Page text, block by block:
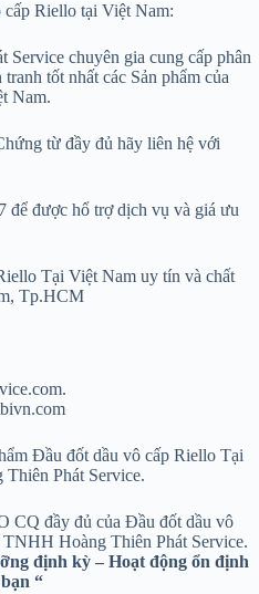
Riello tại Việt Nam:
chuyên gia cung cấp phân
tốt nhất các Sản phẩm của
Nam.
từ đầy đủ hãy liên hệ với
để được hổ trợ dịch vụ và giá ưu
Tại Việt Nam uy tín và chất
Tp.HCM
Đầu đốt dầu vô cấp Riello Tại
Phát Service.
CQ đầy đủ của Đầu đốt dầu vô
Hoàng Thiên Phát Service.
định kỳ – Hoạt động ổn định
“